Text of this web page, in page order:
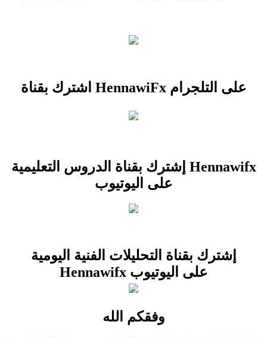
اشترك بقناة HennawiFx على التلجرام
إشترك بقناة الدروس التعليمية Hennawifx
على اليوتيوب
إشترك بقناة التحليلات الفنية اليومية
Hennawifx على اليوتيوب
وفقكم الله